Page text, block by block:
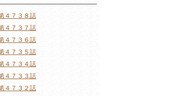
４７３８話
４７３７話
４７３６話
４７３５話
４７３４話
４７３３話
４７３２話